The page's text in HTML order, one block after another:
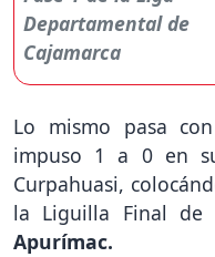
Lo mismo pasa
impuso 1 a 0 en
Curpahuasi,
la Liguilla Final de
Apurímac.